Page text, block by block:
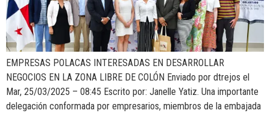
EMPRESAS POLACAS INTERESADAS EN DESARROLLAR
NEGOCIOS EN LA ZONA LIBRE DE COLÓN Enviado por dtrejos el
Mar, 25/03/2025 – 08:45 Escrito por: Janelle Yatiz. Una importante
delegación conformada por empresarios, miembros de la embajada